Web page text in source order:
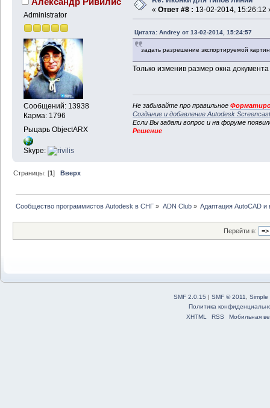
Administrator
Сообщений: 13938
Карма: 1796
Рыцарь ObjectARX
Skype:
« Ответ #8 : 13-02-2014, 15:26:12
Цитата: Andrey от 13-02-2014, 15:24:57
задать разрешение экспортируемой
Только изменив размер окна
Не забывайте про правильное
Создание и добавление Autodesk
Если Вы задали вопрос и на форуме
Решение
Страницы: [1] Вверх
Сообщество программистов Autodesk в СНГ » ADN Club» Адаптация AutoCAD и
Перейти в:
SMF 2.0.15 | SMF © 2011, Simple
Политика
XHTML
RSS Мобильная